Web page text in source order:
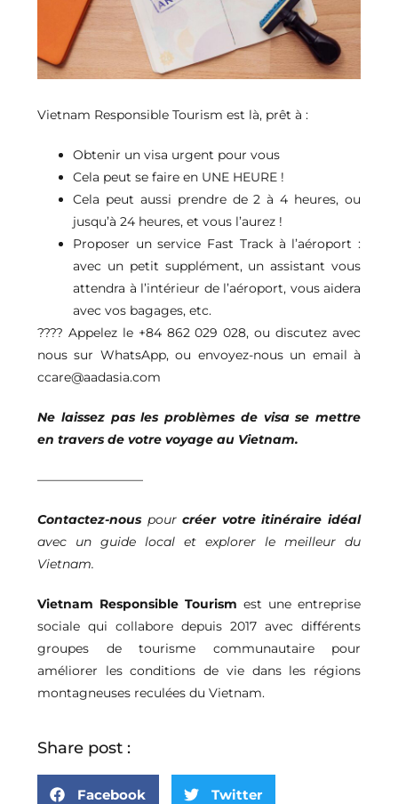
Vietnam Responsible Tourism est là, prêt à :
Obtenir un visa urgent pour vous
Cela peut se faire en UNE HEURE !
Cela peut aussi prendre de 2 à 4 heures, ou
jusqu’à 24 heures, et vous l’aurez !
Proposer un service Fast Track à l’aéroport :
avec un petit supplément, un assistant vous
attendra à l’intérieur de l’aéroport, vous aidera
avec vos bagages, etc.
???? Appelez le +84 862 029 028, ou discutez avec
nous sur WhatsApp, ou envoyez-nous un email à
ccare@aadasia.com
Ne laissez pas les problèmes de visa se mettre
en travers de votre voyage au Vietnam.
————————–
Contactez-nous pour créer votre itinéraire idéal
avec un guide local et explorer le meilleur du
Vietnam.
Vietnam Responsible Tourism est une entreprise
sociale qui collabore depuis 2017 avec différents
groupes de tourisme communautaire pour
améliorer les conditions de vie dans les régions
montagneuses reculées du Vietnam.
Share post :
Facebook Twitter